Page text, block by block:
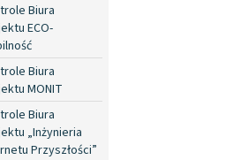
Biura
ECO-
Biura
MONIT
Biura
„Inżynieria
Przyszłości”